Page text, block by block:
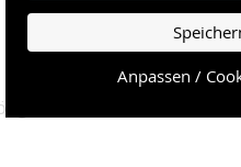
Anpassen /